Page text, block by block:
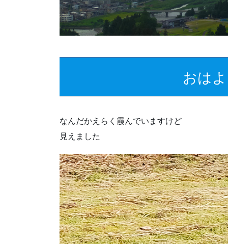
おは
なんだかえらく霞んでいますけど
見えました